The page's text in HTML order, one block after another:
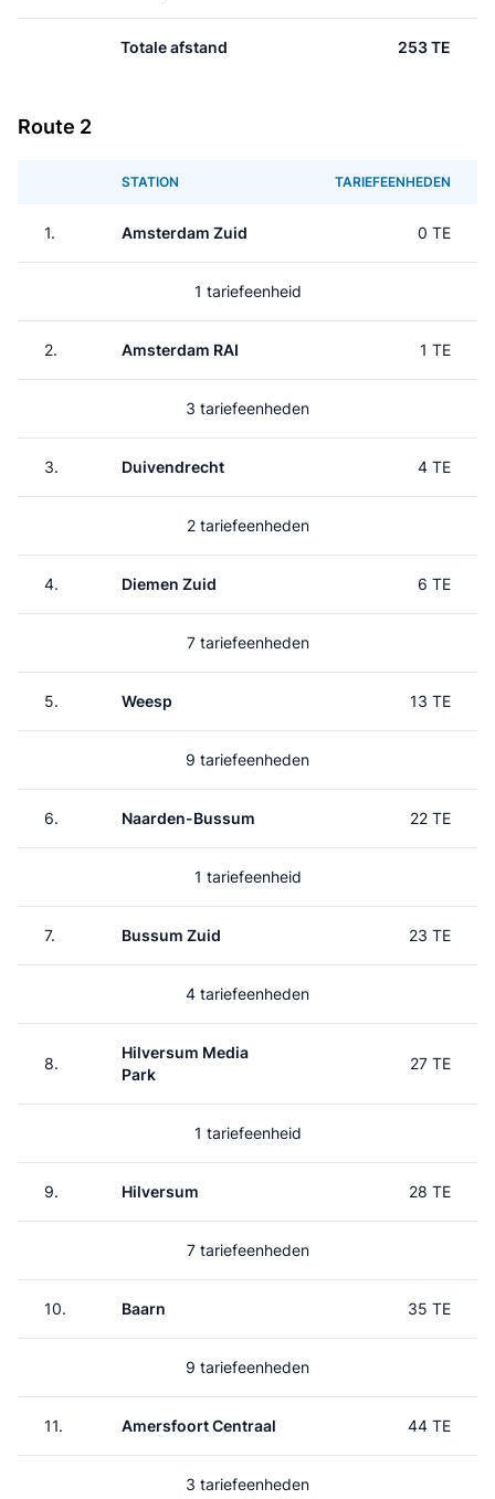
Totale afstand 253 TE
Route 2
STATION TARIEFEENHEDEN
1. Amsterdam Zuid 0 TE
1 tariefeenheid
2. Amsterdam RAI 1 TE
3 tariefeenheden
3. Duivendrecht 4 TE
2 tariefeenheden
4. Diemen Zuid 6 TE
7 tariefeenheden
5. Weesp 13 TE
9 tariefeenheden
6. Naarden-Bussum 22 TE
1 tariefeenheid
7. Bussum Zuid 23 TE
4 tariefeenheden
8.
Hilversum Media
Park
27 TE
1 tariefeenheid
9. Hilversum 28 TE
7 tariefeenheden
10. Baarn 35 TE
9 tariefeenheden
11. Amersfoort Centraal 44 TE
3 tariefeenheden